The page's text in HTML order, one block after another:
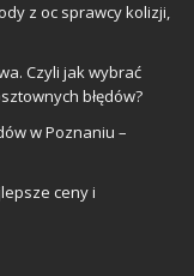
z oc sprawcy kolizji,
Czyli jak wybrać
błędów?
w Poznaniu –
ceny i